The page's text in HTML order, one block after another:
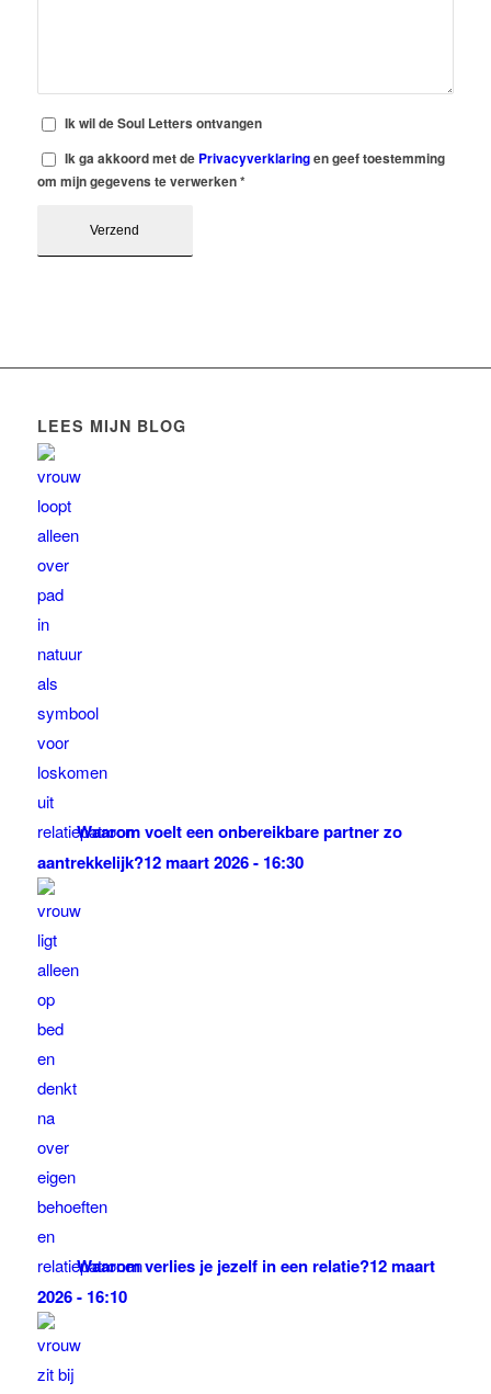
Ik wil de Soul Letters ontvangen
Ik ga akkoord met de Privacyverklaringen geef toestemming
om mijn gegevens te verwerken*
LEES MIJN BLOG
Waarom voelt een onbereikbare partner zo
aantrekkelijk?12 maart 2026 - 16:30
Waarom verlies je jezelf in een relatie?12 maart
2026 - 16:10